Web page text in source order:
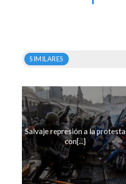
SIMILARES
Salvaje represión a la protesta
con[...]